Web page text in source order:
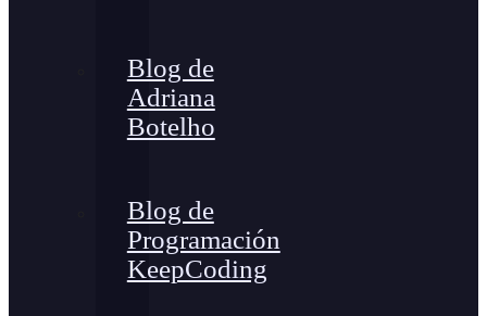
Blog de
Adriana
Botelho
Blog de
Programación
KeepCoding